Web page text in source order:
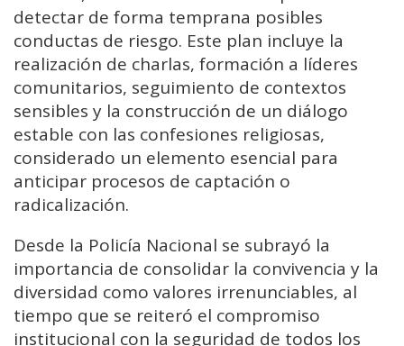
detectar de forma temprana posibles
conductas de riesgo. Este plan incluye la
realización de charlas, formación a líderes
comunitarios, seguimiento de contextos
sensibles y la construcción de un diálogo
estable con las confesiones religiosas,
considerado un elemento esencial para
anticipar procesos de captación o
radicalización.
Desde la Policía Nacional se subrayó la
importancia de consolidar la convivencia y la
diversidad como valores irrenunciables, al
tiempo que se reiteró el compromiso
institucional con la seguridad de todos los